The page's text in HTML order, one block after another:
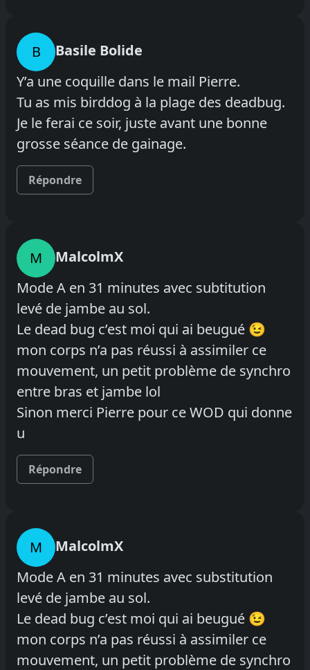
B
Basile Bolide
Y’a une coquille dans le mail Pierre.
Tu as mis birddog à la plage des deadbug.
Je le ferai ce soir, juste avant une bonne
grosse séance de gainage.
Répondre
M
MalcolmX
Mode A en 31 minutes avec subtitution
levé de jambe au sol.
Le dead bug c’est moi qui ai beugué 😉
mon corps n’a pas réussi à assimiler ce
mouvement, un petit problème de synchro
entre bras et jambe lol
Sinon merci Pierre pour ce WOD qui donne
u
Répondre
M
MalcolmX
Mode A en 31 minutes avec substitution
levé de jambe au sol.
Le dead bug c’est moi qui ai beugué 😉
mon corps n’a pas réussi à assimiler ce
mouvement, un petit problème de synchro